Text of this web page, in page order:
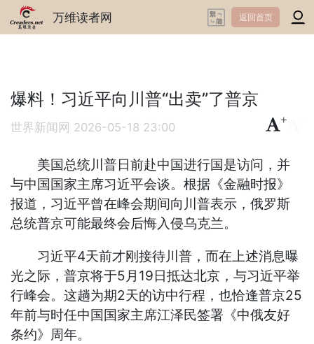
万维读者网 返回首页
爆料！习近平向川普“出卖”了普京
世界新闻网 2026-05-18 23:00
+
美国总统川普日前赴中国进行国是访问，并
与中国国家主席习近平会谈。根据《金融时报》
报道，习近平曾在峰会期间向川普表示，俄罗斯
总统普京可能最终会后悔入侵乌克兰。
习近平4天前才刚接待川普，而在上述消息曝
光之际，普京将于5月19日抵达北京，与习近平举
行峰会。这趟为期2天的访中行程，也恰逢普京25
年前与时任中国国家主席江泽民签署《中俄友好
条约》周年。